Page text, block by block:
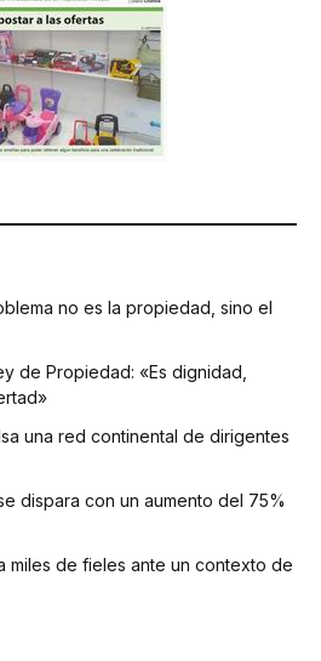
no es la propiedad, sino el
de Propiedad: «Es dignidad,
una red continental de dirigentes
dispara con un aumento del 75%
miles de fieles ante un contexto de